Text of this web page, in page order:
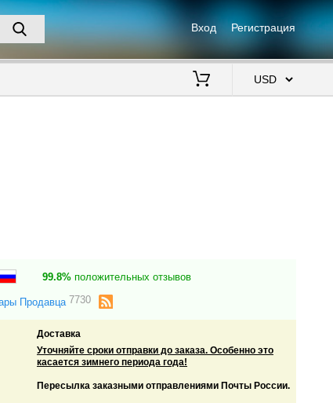
Вход Регистрация
99.8%положительных отзывов
Продавца7730
Доставка
Уточняйте сроки отправки до заказа. Особенно это
касается зимнего периода года!
Пересылка заказными отправлениями Почты России.